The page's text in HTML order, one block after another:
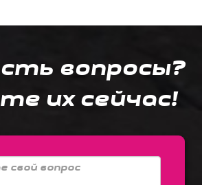
вопросы?
их сейчас!